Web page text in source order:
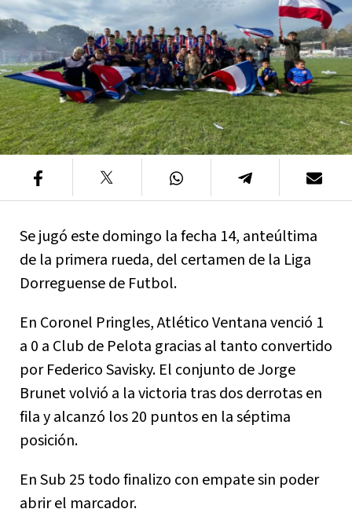
Se jugó este domingo la fecha 14, anteúltima
de la primera rueda, del certamen de la Liga
Dorreguense de Futbol.
En Coronel Pringles, Atlético Ventana venció 1
a 0 a Club de Pelota gracias al tanto convertido
por Federico Savisky. El conjunto de Jorge
Brunet volvió a la victoria tras dos derrotas en
fila y alcanzó los 20 puntos en la séptima
posición.
En Sub 25 todo finalizo con empate sin poder
abrir el marcador.